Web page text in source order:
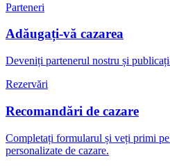
Parteneri
Adăugați-vă cazarea
Deveniți partenerul nostru și
Rezervări
Recomandări de cazare
Completați formularul și veți primi
personalizate de cazare.